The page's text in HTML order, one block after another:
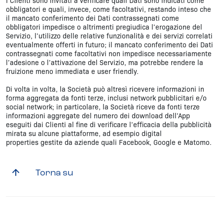
obbligatori e quali, invece, come facoltativi, restando inteso che
il mancato conferimento dei Dati contrassegnati come
obbligatori impedisce o altrimenti pregiudica l’erogazione del
Servizio, l’utilizzo delle relative funzionalità e dei servizi correlati
eventualmente offerti in futuro; il mancato conferimento dei Dati
contrassegnati come facoltativi non impedisce necessariamente
l’adesione o l’attivazione del Servizio, ma potrebbe rendere la
fruizione meno immediata e user friendly.
Di volta in volta, la Società può altresì ricevere informazioni in
forma aggregata da fonti terze, inclusi network pubblicitari e/o
social network; in particolare, la Società riceve da fonti terze
informazioni aggregate del numero dei download dell’App
eseguiti dai Clienti al fine di verificare l’efficacia della pubblicità
mirata su alcune piattaforme, ad esempio digital
properties gestite da aziende quali Facebook, Google e Matomo.
Torna su